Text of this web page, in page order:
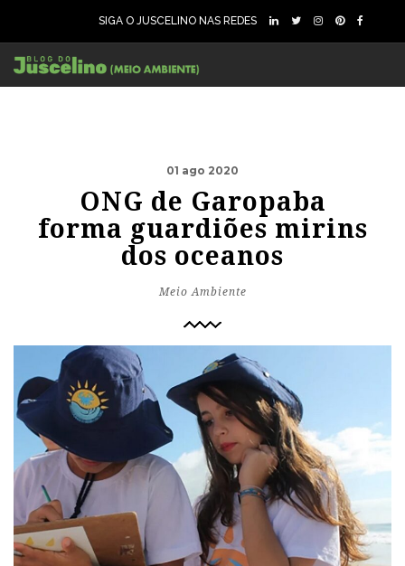
SIGA O JUSCELINO NAS REDES
01 ago 2020
ONG de Garopaba
forma guardiões mirins
dos oceanos
Meio Ambiente